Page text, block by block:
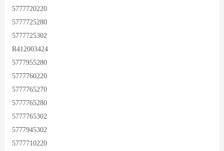
5777720220
5777725280
5777725302
R412003424
5777955280
5777760220
5777765270
5777765280
5777765302
5777945302
5777710220